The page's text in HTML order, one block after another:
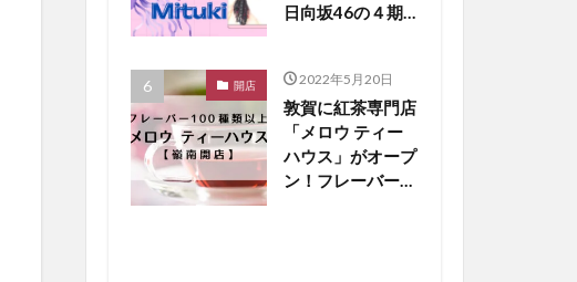
日向坂46の４期
開店 2022年5月20日
敦賀に紅茶専門店
「メロウ ティー
ハウス」がオープ
ン！フレーバー